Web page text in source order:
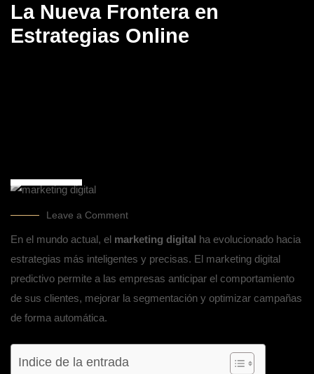
La Nueva Frontera en
Estrategias Online
Leave a Commenton
Marketing
Predictivo:
La
Frontera
Estrategias
Online
En el mundo actual, el marketing digital ha evolucionado hacia
estrategias más inteligentes y precisas. El marketing digital
predictivo permite a las empresas anticipar el comportamiento
de sus clientes, mejorar la segmentación y optimizar campañas
de forma automática.
Indice de la entrada